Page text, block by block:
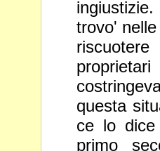
trovo'
questa
ce lo
primo